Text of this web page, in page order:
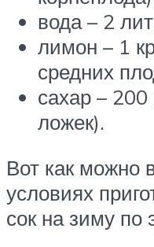
вода – 2
лимон – 1
средних
сахар –
ложек).
Вот как можно
условиях
сок на зиму по